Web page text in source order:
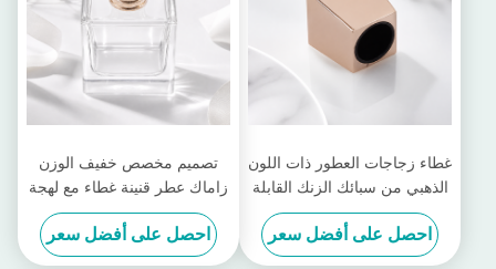
غطاء زجاجات العطور ذات اللون
الذهبي من سبائك الزنك القابلة
للتخصيص وغطاء زمامك للعطور
للعطور الفاخرة
احصل على أفضل سعر
تصميم مخصص خفيف الوزن
زاماك عطر قنينة غطاء مع لهجة
الحجر
احصل على أفضل سعر